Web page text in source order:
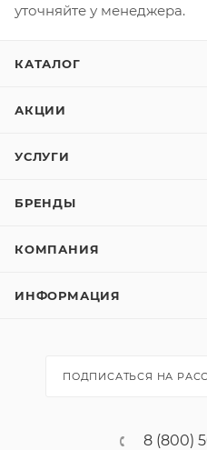
уточняйте у менеджера.
КАТАЛОГ
АКЦИИ
УСЛУГИ
БРЕНДЫ
КОМПАНИЯ
ИНФОРМАЦИЯ
ПОДПИСАТЬСЯ НА
8 (800)